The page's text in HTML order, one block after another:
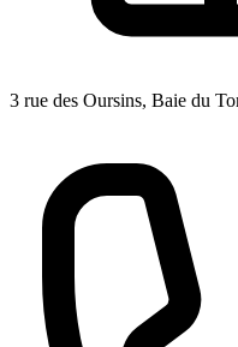
3 rue des Oursins, Baie du